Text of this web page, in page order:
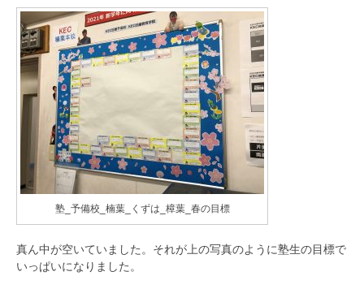
塾_予備校_楠葉_くずは_樟葉_春の目標
真ん中が空いていました。それが上の写真のように塾生の目標で
いっぱいになりました。